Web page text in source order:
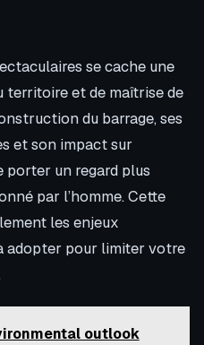
se cache une
territoire et de maîtrise de
du barrage, ses
et son impact sur
porter un regard plus
par l’homme. Cette
les enjeux
adopter pour limiter votre
outlook